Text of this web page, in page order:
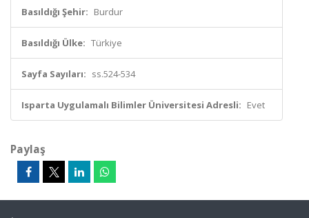
Basıldığı Şehir: Burdur
Basıldığı Ülke: Türkiye
Sayfa Sayıları: ss.524-534
Isparta Uygulamalı Bilimler Üniversitesi Adresli: Evet
Paylaş